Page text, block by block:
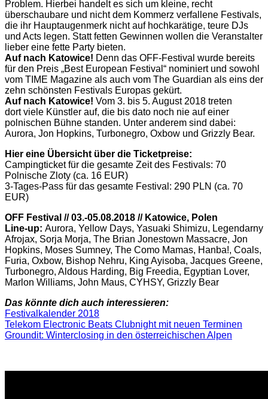
Problem. Hierbei handelt es sich um kleine, recht
überschaubare und nicht dem Kommerz verfallene Festivals,
die ihr Hauptaugenmerk nicht auf hochkarätige, teure DJs
und Acts legen. Statt fetten Gewinnen wollen die Veranstalter
lieber eine fette Party bieten.
Auf nach Katowice! Denn das OFF-Festival wurde bereits
für den Preis „Best European Festival“ nominiert und sowohl
vom TIME Magazine als auch vom The Guardian als eins der
zehn schönsten Festivals Europas gekürt.
Auf nach Katowice! Vom 3. bis 5. August 2018 treten
dort viele Künstler auf, die bis dato noch nie auf einer
polnischen Bühne standen. Unter anderem sind dabei:
Aurora, Jon Hopkins, Turbonegro, Oxbow und Grizzly Bear.
Hier eine Übersicht über die Ticketpreise:
Campingticket für die gesamte Zeit des Festivals: 70
Polnische Zloty (ca. 16 EUR)
3-Tages-Pass für das gesamte Festival: 290 PLN (ca. 70
EUR)
OFF Festival // 03.-05.08.2018 // Katowice, Polen
Line-up: Aurora, Yellow Days, Yasuaki Shimizu, Legendarny
Afrojax, Sorja Morja, The Brian Jonestown Massacre, Jon
Hopkins, Moses Sumney, The Como Mamas, Hanba!, Coals,
Furia, Oxbow, Bishop Nehru, King Ayisoba, Jacques Greene,
Turbonegro, Aldous Harding, Big Freedia, Egyptian Lover,
Marlon Williams, John Maus, CYHSY, Grizzly Bear
Das könnte dich auch interessieren:
Festivalkalender 2018
Telekom Electronic Beats Clubnight mit neuen Terminen
Groundit: Winterclosing in den österreichischen Alpen